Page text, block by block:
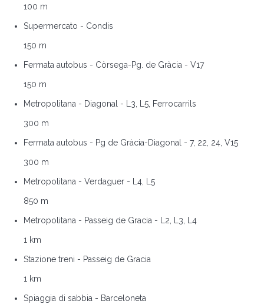
100 m
Supermercato - Condis
150 m
Fermata autobus - Còrsega-Pg. de Gràcia - V17
150 m
Metropolitana - Diagonal - L3, L5, Ferrocarrils
300 m
Fermata autobus - Pg de Gràcia-Diagonal - 7, 22, 24, V15
300 m
Metropolitana - Verdaguer - L4, L5
850 m
Metropolitana - Passeig de Gracia - L2, L3, L4
1 km
Stazione treni - Passeig de Gracia
1 km
Spiaggia di sabbia - Barceloneta